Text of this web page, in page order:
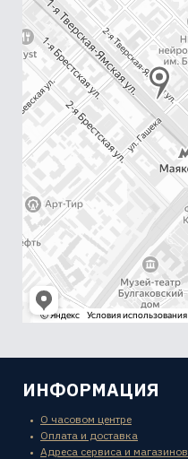
ИНФОРМАЦИЯ
О часовом центре
Оплата и доставка
Адреса сервиса и магазинов